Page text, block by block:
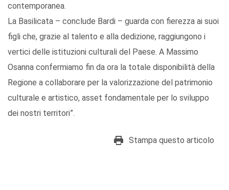
contemporanea.
La Basilicata – conclude Bardi – guarda con fierezza ai suoi
figli che, grazie al talento e alla dedizione, raggiungono i
vertici delle istituzioni culturali del Paese. A Massimo
Osanna confermiamo fin da ora la totale disponibilità della
Regione a collaborare per la valorizzazione del patrimonio
culturale e artistico, asset fondamentale per lo sviluppo
dei nostri territori”.
Stampa questo articolo